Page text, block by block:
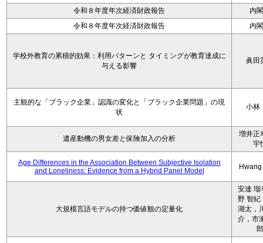
令和８年度年次経済財政報告
内
令和８年度年次経済財政報告
内
学校外教育の累積的効果：利用パターンと タイミングが教育達成に
与える影響
眞田
主観的な「ブラック企業」認識の変化と「ブラック企業問題」の現
状
小
遺産動機の男女差と保険加入の分析
増井正
宇
Age Differences in the Association Between Subjective Isolation
and Loneliness: Evidence from a Hybrid Panel Model
大規模言語モデルの持つ価値観の定量化
安達 瑠
野 智紀
湖太，
介，市
郎